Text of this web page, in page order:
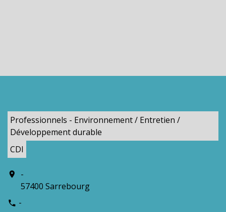
Professionnels - Environnement / Entretien /
Développement durable
CDI
location_on
-
57400 Sarrebourg
phone -